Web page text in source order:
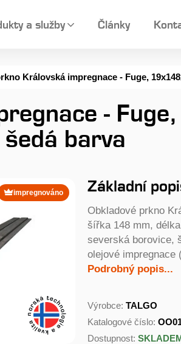
a služby Články
Královská impregnace - Fuge,
-
barva
impregnováno Základní
Obkladové prkno
šířka 148 mm,
severská borovice,
olejové impregnace
Podrobný popis...
Výrobce:TALGO
Katalogové číslo:
Dostupnost: